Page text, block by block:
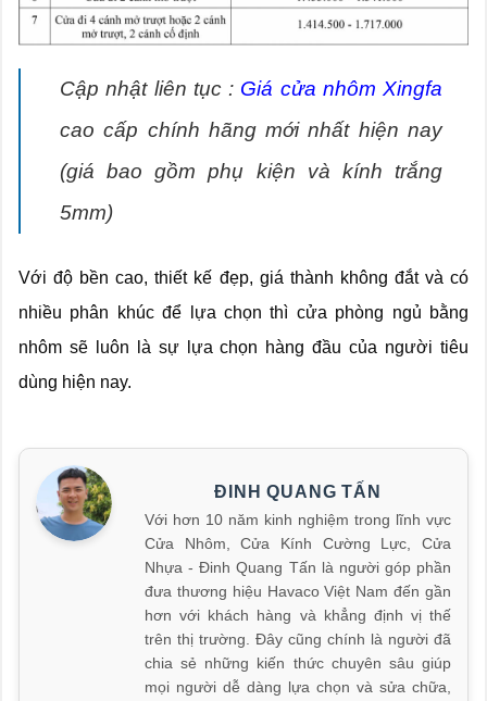
Cập nhật liên tục : Giá cửa nhôm Xingfa
cao cấp chính hãng mới nhất hiện nay
(giá bao gồm phụ kiện và kính trắng
5mm)
Với độ bền cao, thiết kế đẹp, giá thành không đắt và có
nhiều phân khúc để lựa chọn thì cửa phòng ngủ bằng
nhôm sẽ luôn là sự lựa chọn hàng đầu của người tiêu
dùng hiện nay.
ĐINH QUANG TẤN
Với hơn 10 năm kinh nghiệm trong lĩnh vực
Cửa Nhôm, Cửa Kính Cường Lực, Cửa
Nhựa - Đinh Quang Tấn là người góp phần
đưa thương hiệu Havaco Việt Nam đến gần
hơn với khách hàng và khẳng định vị thế
trên thị trường. Đây cũng chính là người đã
chia sẻ những kiến thức chuyên sâu giúp
mọi người dễ dàng lựa chọn và sửa chữa,